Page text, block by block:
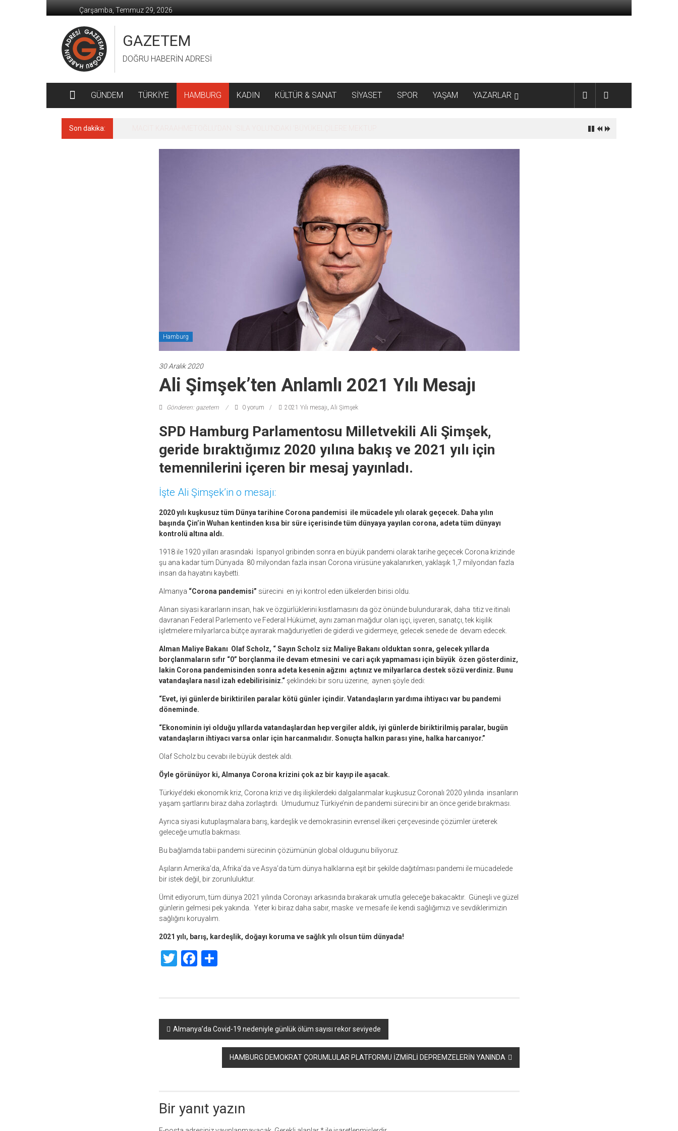
geç
Çarşamba, Temmuz 29, 2026
GAZETEM
DOĞRU HABERİN ADRESİ
GÜNDEM TÜRKİYE HAMBURG KADIN KÜLTÜR & SANAT SİYASET SPOR YAŞAM YAZARLAR
Son dakika:
Hamburg
30 Aralık 2020
Ali Şimşek’ten Anlamlı 2021 Yılı Mesajı
Gönderen: gazetem 0 yorum 2021 Yılı mesajı, Ali Şimşek
SPD Hamburg Parlamentosu Milletvekili Ali Şimşek,
geride bıraktığımız 2020 yılına bakış ve 2021 yılı için
temennilerini içeren bir mesaj yayınladı.
İşte Ali Şimşek’in o mesajı:
2020 yılı kuşkusuz tüm Dünya tarihine Corona pandemisi ile mücadele yılı olarak geçecek. Daha yılın
başında Çin’in Wuhan kentinden kısa bir süre içerisinde tüm dünyaya yayılan corona, adeta tüm dünyayı
kontrolü altına aldı.
1918 ile 1920 yılları arasındaki İspanyol gribinden sonra en büyük pandemi olarak tarihe geçecek Corona krizinde
şu ana kadar tüm Dünyada 80 milyondan fazla insan Corona virüsüne yakalanırken, yaklaşık 1,7 milyondan fazla
insan da hayatını kaybetti.
Almanya “Corona pandemisi” sürecini en iyi kontrol eden ülkelerden birisi oldu.
Alınan siyasi kararların insan, hak ve özgürlüklerini kısıtlamasını da göz önünde bulundurarak, daha titiz ve itinalı
davranan Federal Parlemento ve Federal Hükümet, aynı zaman mağdur olan işçi, işveren, sanatçı, tek kişilik
işletmelere milyarlarca bütçe ayırarak mağduriyetleri de giderdi ve gidermeye, gelecek senede de devam edecek.
Alman Maliye Bakanı Olaf Scholz, “ Sayın Scholz siz Maliye Bakanı olduktan sonra, gelecek yıllarda
borçlanmaların sıfır “0” borçlanma ile devam etmesini ve cari açık yapmaması için büyük özen gösterdiniz,
lakin Corona pandemisinden sonra adeta kesenin ağzını açtınız ve milyarlarca destek sözü verdiniz. Bunu
vatandaşlara nasıl izah edebilirisiniz.“şeklindeki bir soru üzerine, aynen şöyle dedi:
“Evet, iyi günlerde biriktirilen paralar kötü günler içindir. Vatandaşların yardıma ihtiyacı var bu pandemi
döneminde.
“Ekonominin iyi olduğu yıllarda vatandaşlardan hep vergiler aldık, iyi günlerde biriktirilmiş paralar, bugün
vatandaşların ihtiyacı varsa onlar için harcanmalıdır. Sonuçta halkın parası yine, halka harcanıyor.”
Olaf Scholz bu cevabı ile büyük destek aldı.
Öyle görünüyor ki, Almanya Corona krizini çok az bir kayıp ile aşacak.
Türkiye’deki ekonomik kriz, Corona krizi ve dış ilişkilerdeki dalgalanmalar kuşkusuz Coronalı 2020 yılında insanların
yaşam şartlarını biraz daha zorlaştırdı. Umudumuz Türkiye’nin de pandemi sürecini bir an önce geride bırakması.
Ayrıca siyasi kutuplaşmalara barış, kardeşlik ve demokrasinin evrensel ilkeri çerçevesinde çözümler üreterek
geleceğe umutla bakması.
Bu bağlamda tabii pandemi sürecinin çözümünün global oldugunu biliyoruz.
Aşıların Amerika’da, Afrika’da ve Asya’da tüm dünya halklarına eşit bir şekilde dağıtılması pandemi ile mücadelede
bir istek değil, bir zorunluluktur.
Ümit ediyorum, tüm dünya 2021 yılında Coronayı arkasında bırakarak umutla geleceğe bakacaktır. Güneşli ve güzel
günlerin gelmesi pek yakında. Yeter ki biraz daha sabır, maske ve mesafe ile kendi sağlığımızı ve sevdiklerimizin
sağlığını koruyalım.
2021 yılı, barış, kardeşlik, doğayı koruma ve sağlık yılı olsun tüm dünyada!
TwitterFacebook
Share
Yazı
dolaşımı
Almanya’da Covid-19 nedeniyle günlük ölüm sayısı rekor seviyede
HAMBURG DEMOKRAT ÇORUMLULAR PLATFORMU İZMİRLİ DEPREMZELERİN YANINDA
Bir yanıt yazın